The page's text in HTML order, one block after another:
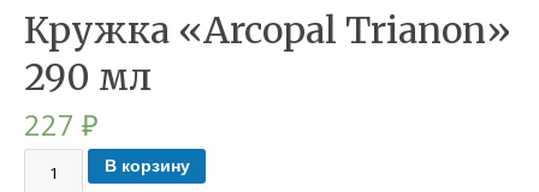
Кружка «Arcopal Trianon»
290 мл
227₽
В корзину